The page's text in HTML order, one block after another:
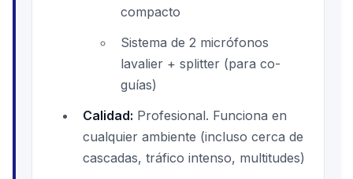
compacto
Sistema de 2 micrófonos
lavalier + splitter (para co-
guías)
Calidad: Profesional. Funciona en
cualquier ambiente (incluso cerca de
cascadas, tráfico intenso, multitudes)